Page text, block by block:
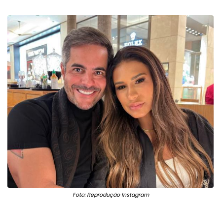
Foto: Reprodução Instagram